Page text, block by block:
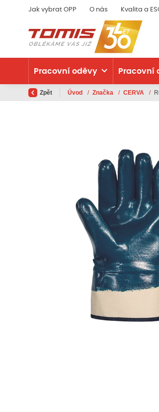
Jak vybrat OPP O nás Kvalita a
Pracovní oděvy Pracovní
Zpět Úvod / Značka / CERVA /